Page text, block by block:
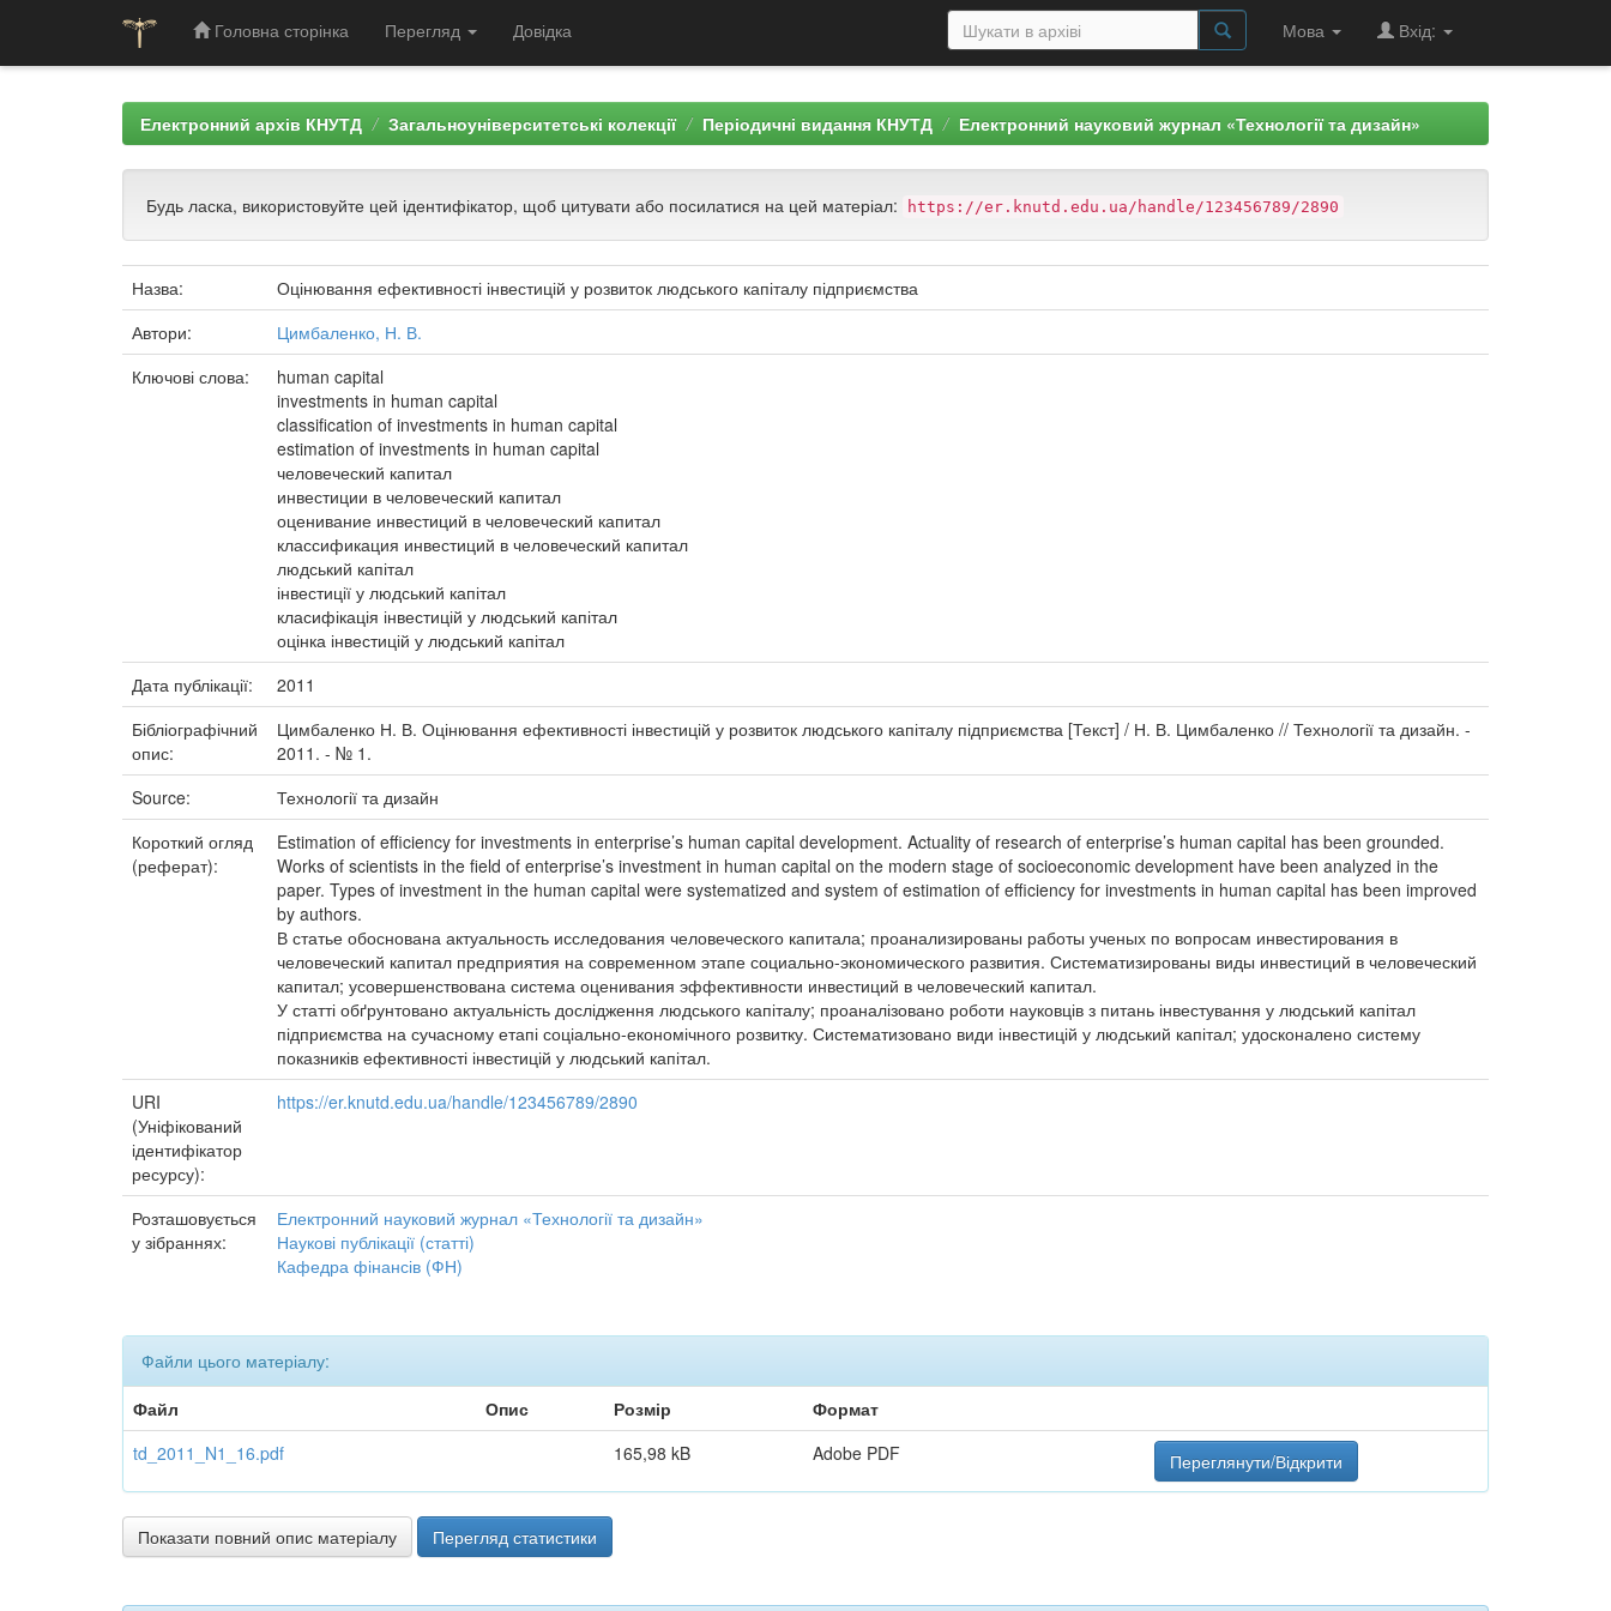
Головна сторінка Перегляд Довідка Мова Вхід:
Електронний архів КНУТД Загальноуніверситетські колекції Періодичні видання КНУТД Електронний науковий журнал «Технології та дизайн»
Будь ласка, використовуйте цей ідентифікатор, щоб цитувати або посилатися на цей матеріал: https://er.knutd.edu.ua/handle/123456789/2890
Назва:
Оцінювання ефективності інвестицій у розвиток людського капіталу підприємства
Автори:
Цимбаленко, Н. В.
Ключові слова:
human capital
investments in human capital
classification of investments in human capital
estimation of investments in human capital
человеческий капитал
инвестиции в человеческий капитал
оценивание инвестиций в человеческий капитал
классификация инвестиций в человеческий капитал
людський капітал
інвестиції у людський капітал
класифікація інвестицій у людський капітал
оцінка інвестицій у людський капітал
Дата публікації:
2011
Бібліографічний
опис:
Цимбаленко Н. В. Оцінювання ефективності інвестицій у розвиток людського капіталу підприємства [Текст] / Н. В. Цимбаленко // Технології та дизайн. -
2011. - № 1.
Source:
Технології та дизайн
Короткий огляд
(реферат):
Estimation of efficiency for investments in enterprise’s human capital development. Actuality of research of enterprise’s human capital has been grounded.
Works of scientists in the field of enterprise’s investment in human capital on the modern stage of socioeconomic development have been analyzed in the
paper. Types of investment in the human capital were systematized and system of estimation of efficiency for investments in human capital has been improved
by authors.
В статье обоснована актуальность исследования человеческого капитала; проанализированы работы ученых по вопросам инвестирования в
человеческий капитал предприятия на современном этапе социально-экономического развития. Систематизированы виды инвестиций в человеческий
капитал; усовершенствована система оценивания эффективности инвестиций в человеческий капитал.
У статті обґрунтовано актуальність дослідження людського капіталу; проаналізовано роботи науковців з питань інвестування у людський капітал
підприємства на сучасному етапі соціально-економічного розвитку. Систематизовано види інвестицій у людський капітал; удосконалено систему
показників ефективності інвестицій у людський капітал.
URI
(Уніфікований
ідентифікатор
ресурсу):
https://er.knutd.edu.ua/handle/123456789/2890
Розташовується
у зібраннях:
Електронний науковий журнал «Технології та дизайн»
Наукові публікації (статті)
Кафедра фінансів (ФН)
Файли цього матеріалу:
Файл
Опис Розмір
Формат
td_2011_N1_16.pdf
165,98 kB Adobe PDF Переглянути/Відкрити
Показати повний опис матеріалу Перегляд статистики